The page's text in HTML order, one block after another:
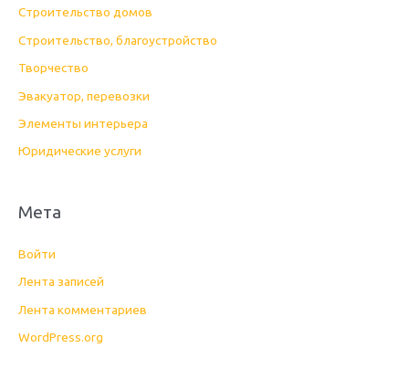
Строительство домов
Строительство, благоустройство
Творчество
Эвакуатор, перевозки
Элементы интерьера
Юридические услуги
Мета
Войти
Лента записей
Лента комментариев
WordPress.org